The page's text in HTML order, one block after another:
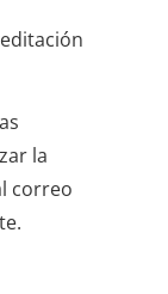
la
correo